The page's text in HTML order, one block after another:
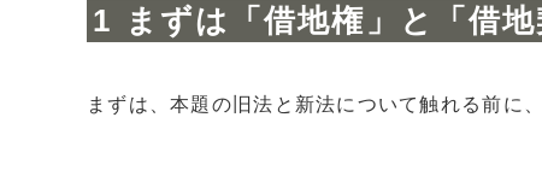
2.3旧法と新法の違い
3.1堅固建物と非堅固建物はどうやって区別
まずは「借地権」と「借
まずは、本題の旧法と新法について触れる前に